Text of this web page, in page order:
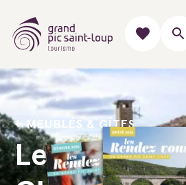
MEUBLÉS & GÎTES
Les Gîtes de